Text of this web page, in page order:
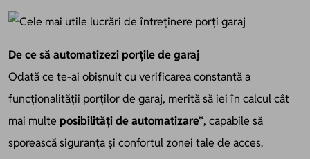
De ce să automatizezi porțile de garaj
Odată ce te-ai obișnuit cu verificarea constantă a
funcționalității porților de garaj, merită să iei în calcul cât
mai multe posibilități de automatizare*, capabile să
sporească siguranța și confortul zonei tale de acces.